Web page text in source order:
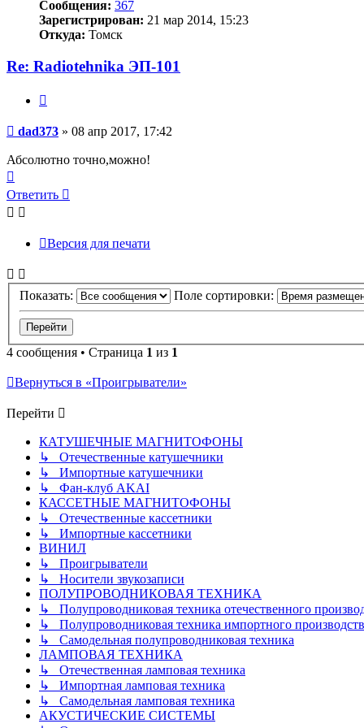
Сообщения: 367
Зарегистрирован: 21 мар 2014, 15:23
Откуда: Томск
Re: Radiotehnika ЭП-101
Сообщение
dad373 » 08 апр 2017, 17:42
Абсолютно точно,можно!
к
началу
Ответить
Версия для печати
Показать: Поле сортировки:
4 сообщения • Страница 1 из 1
Вернуться в «Проигрыватели»
Перейти
КАТУШЕЧНЫЕ МАГНИТОФОНЫ
↳ Отечественные катушечники
↳ Импортные катушечники
↳ Фан-клуб AKAI
КАССЕТНЫЕ МАГНИТОФОНЫ
↳ Отечественные кассетники
↳ Импортные кассетники
ВИНИЛ
↳ Проигрыватели
↳ Носители звукозаписи
ПОЛУПРОВОДНИКОВАЯ ТЕХНИКА
↳ Полупроводниковая техника отечественного
↳ Полупроводниковая техника импортного
↳ Самодельная полупроводниковая техника
ЛАМПОВАЯ ТЕХНИКА
↳ Отечественная ламповая техника
↳ Импортная ламповая техника
↳ Самодельная ламповая техника
АКУСТИЧЕСКИЕ СИСТЕМЫ